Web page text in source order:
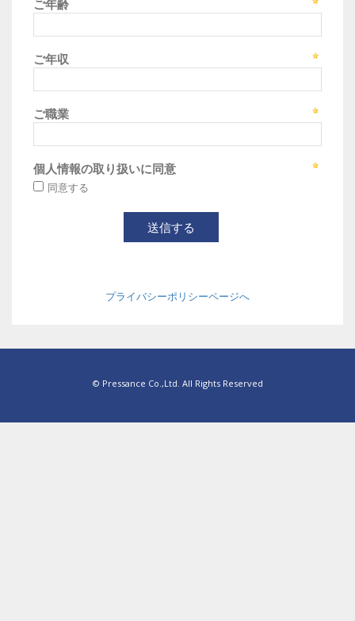
ご年齢
ご年収
ご職業
個人情報の取り扱いに同意
同意する
プライバシーポリシーページへ
© Pressance Co.,Ltd. All Rights Reserved